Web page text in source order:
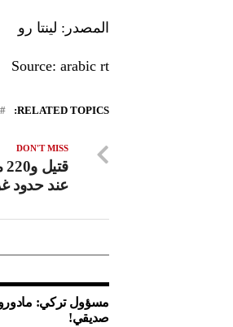
المصدر: لينتا رو
Source: arabic rt
RELATED TOPICS:
DON'T MISS
عند حدود
مسؤول تركي:
صديقي!